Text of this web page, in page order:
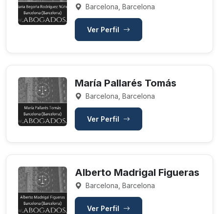
Barcelona, Barcelona
Ver Perfil
María Pallarés Tomás
Barcelona, Barcelona
Ver Perfil
Alberto Madrigal Figueras
Barcelona, Barcelona
Ver Perfil